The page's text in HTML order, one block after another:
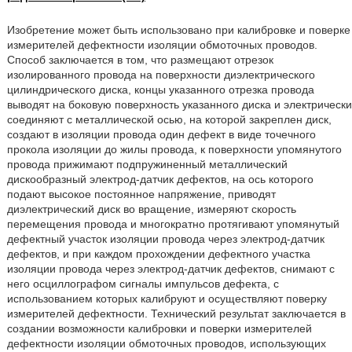
Изобретение может быть использовано при калибровке и поверке
измерителей дефектности изоляции обмоточных проводов.
Способ заключается в том, что размещают отрезок
изолированного провода на поверхности диэлектрического
цилиндрического диска, концы указанного отрезка провода
выводят на боковую поверхность указанного диска и электрически
соединяют с металлической осью, на которой закреплен диск,
создают в изоляции провода один дефект в виде точечного
прокола изоляции до жилы провода, к поверхности упомянутого
провода прижимают подпружиненный металлический
дискообразный электрод-датчик дефектов, на ось которого
подают высокое постоянное напряжение, приводят
диэлектрический диск во вращение, измеряют скорость
перемещения провода и многократно протягивают упомянутый
дефектный участок изоляции провода через электрод-датчик
дефектов, и при каждом прохождении дефектного участка
изоляции провода через электрод-датчик дефектов, снимают с
него осциллографом сигналы импульсов дефекта, с
использованием которых калибруют и осуществляют поверку
измерителей дефектности. Технический результат заключается в
создании возможности калибровки и поверки измерителей
дефектности изоляции обмоточных проводов, использующих